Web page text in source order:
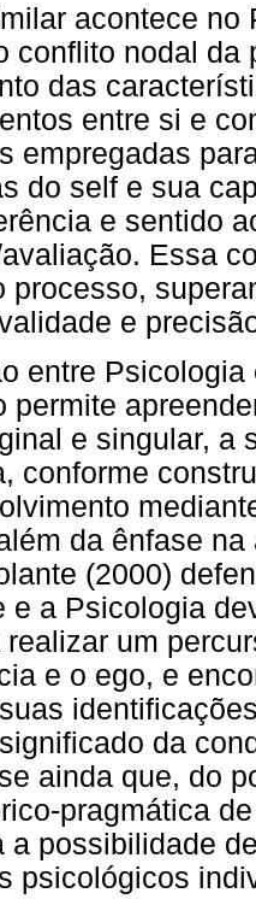
acontece
conflito nodal da
das
entre si e
empregadas
do self e sua
e sentido
Essa
processo,
e
entre
permite
e singular, a
conforme
da ênfase
(2000)
e a Psicologia
um
e o ego, e
da
ainda que, do
pragmática
a possibilidade
psicológicos